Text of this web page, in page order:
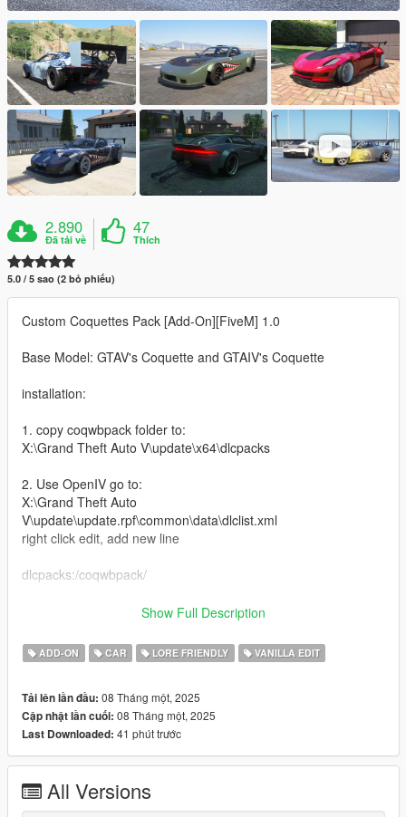
2.890
Đã tải về
47
Thích
5.0 / 5 sao (2 bỏ phiếu)
Custom Coquettes Pack [Add-On][FiveM] 1.0
Base Model: GTAV's Coquette and GTAIV's Coquette
installation:
1. copy coqwbpack folder to:
X:\Grand Theft Auto V\update\x64\dlcpacks
2. Use OpenIV go to:
X:\Grand Theft Auto
V\update\update.rpf\common\data\dlclist.xml
right click edit, add new line
dlcpacks:/coqwbpack/
Car Spawn Names: coquettec5c and coquetted7c
Features:
-New Interior details
-A Couple of widebody options
-New engine models
-Headlight and taillight options
-Nitro Boost
-New Supercharged engine sound
Show Full Description
ADD-ON CAR LORE FRIENDLY VANILLA EDIT
Tải lên lần đầu: 08 Tháng một, 2025
Cập nhật lần cuối: 08 Tháng một, 2025
Last Downloaded: 41 phút trước
All Versions